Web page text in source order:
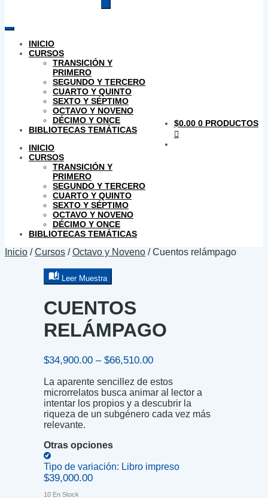
productos
INICIO
CURSOS
TRANSICIÓN Y
PRIMERO
SEGUNDO Y TERCERO
CUARTO Y QUINTO
SEXTO Y SÉPTIMO
OCTAVO Y NOVENO
DÉCIMO Y ONCE
BIBLIOTECAS TEMÁTICAS
INICIO
CURSOS
TRANSICIÓN Y
PRIMERO
SEGUNDO Y TERCERO
CUARTO Y QUINTO
SEXTO Y SÉPTIMO
OCTAVO Y NOVENO
DÉCIMO Y ONCE
BIBLIOTECAS TEMÁTICAS
$0.00 0 PRODUCTOS
Inicio /Cursos /Octavo y Noveno /Cuentos relámpago
Leer Muestra
CUENTOS
RELÁMPAGO
$34,900.00 – $66,510.00Price
$34,900.00
through
$66,510.00
La aparente sencillez de estos
microrrelatos busca animar al lector a
intentar los propios y a descubrir la
riqueza de un subgénero cada vez más
relevante.
Otras opciones
Tipo de variación: Libro impreso
$39,000.00
10 En Stock